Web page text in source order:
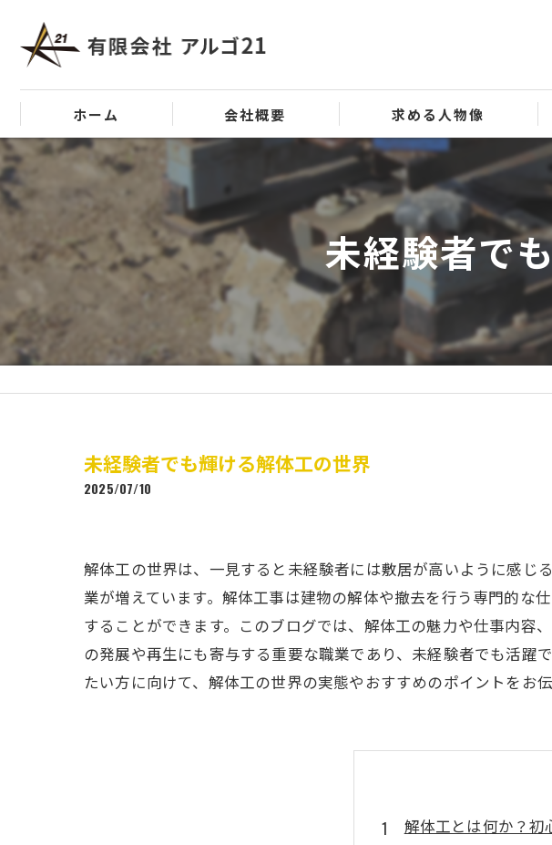
ホーム 会社概要
ビジョン
事業案内
求める人物像
未経験者で
未経験者でも輝ける解体工の世界
2025/07/10
解体工の世界は、一見すると未経験者には敷居が高いように感じ
業が増えています。解体工事は建物の解体や撤去を行う専門的な
することができます。このブログでは、解体工の魅力や仕事内容
の発展や再生にも寄与する重要な職業であり、未経験者でも活躍
たい方に向けて、解体工の世界の実態やおすすめのポイントをお
解体工とは何か？